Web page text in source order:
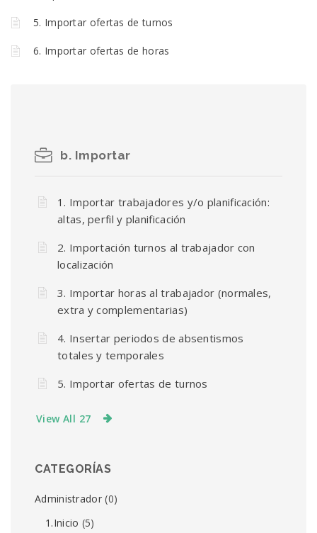
5. Importar ofertas de turnos
6. Importar ofertas de horas
b. Importar
1. Importar trabajadores y/o planificación:
altas, perfil y planificación
2. Importación turnos al trabajador con
localización
3. Importar horas al trabajador (normales,
extra y complementarias)
4. Insertar periodos de absentismos
totales y temporales
5. Importar ofertas de turnos
View All 27
CATEGORÍAS
Administrador(0)
1.Inicio (5)